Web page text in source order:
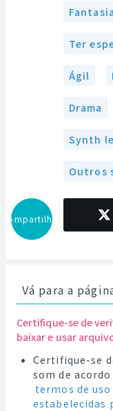
Fantasia
Ter
Ágil
Drama
Synth
Outros
Compartilhar
Vá para a
Certifique-se de
baixar e usar
Certifique-se
som de acordo
termos de
estabelecidas